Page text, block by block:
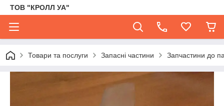
ТОВ "КРОЛЛ УА"
Товари та послуги Запасні частини Запчастини до